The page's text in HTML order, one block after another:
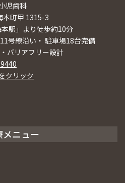
児歯科
本町甲 1315-3
駅」より徒歩約10分
号線沿い・ 駐車場18台完備
バリアフリー設計
クリック
メニュー